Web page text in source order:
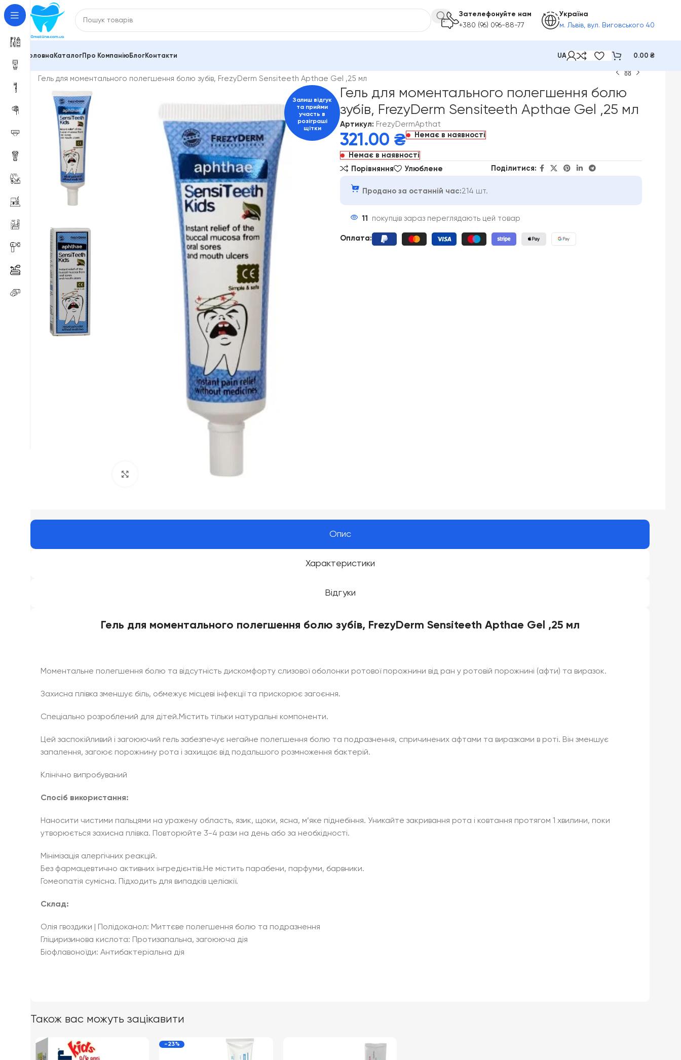
Зателефонуйте нам
+380 (96) 096-88-77
Україна
м. Львів, вул. Виговського 40
Головна КаталогПро КомпаніюБлогКонтакти UA 0.00 ₴
Гель для моментального полегшення болю зубів, FrezyDerm Sensiteeth Apthae Gel ,25 мл
Залиш відгук
та прийми
участь в
розіграші
щітки
Гель для моментального полегшення болю
зубів, FrezyDerm Sensiteeth Apthae Gel ,25 мл
Артикул: FrezyDermApthat
321.00 ₴ Немає в наявності
Немає в наявності
Порівняння
Улюблене Поділитися:
Продано за останній час:214 шт.
11 покупців зараз переглядають цей товар
Оплата:
Опис
Характеристики
Відгуки
Гель для моментального полегшення болю зубів, FrezyDerm Sensiteeth Apthae Gel ,25 мл
Моментальне полегшення болю та відсутність дискомфорту слизової оболонки ротової порожнини від ран у ротовій порожнині (афти) та виразок.
Захисна плівка зменшує біль, обмежує місцеві інфекції та прискорює загоєння.
Спеціально розроблений для дітей.Містить тільки натуральні компоненти.
Цей заспокійливий і загоюючий гель забезпечує негайне полегшення болю та подразнення, спричинених афтами та виразками в роті. Він зменшує
запалення, загоює порожнину рота і захищає від подальшого розмноження бактерій.
Клінічно випробуваний
Спосіб використання:
Наносити чистими пальцями на уражену область, язик, щоки, ясна, м’яке піднебіння. Уникайте закривання рота і ковтання протягом 1 хвилини, поки
утворюється захисна плівка. Повторюйте 3-4 рази на день або за необхідності.
Мінімізація алергічних реакцій.
Без фармацевтично активних інгредієнтів.Не містить парабени, парфуми, барвники.
Гомеопатія сумісна. Підходить для випадків целіакії.
Склад:
Олія гвоздики | Полідоканол: Миттєве полегшення болю та подразнення
Гліциризинова кислота: Протизапальна, загоююча дія
Біофлавоноїди: Антибактеріальна дія
Також вас можуть зацікавити
-23%